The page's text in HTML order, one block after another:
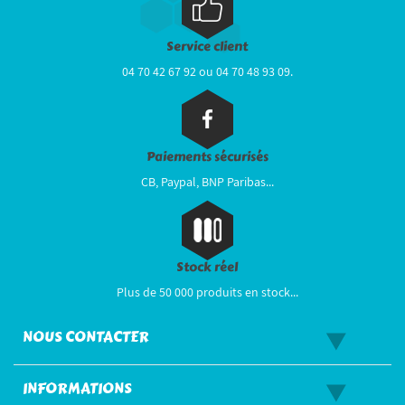
Service client
04 70 42 67 92 ou 04 70 48 93 09.
Paiements sécurisés
CB, Paypal, BNP Paribas...
Stock réel
Plus de 50 000 produits en stock...
NOUS CONTACTER
INFORMATIONS